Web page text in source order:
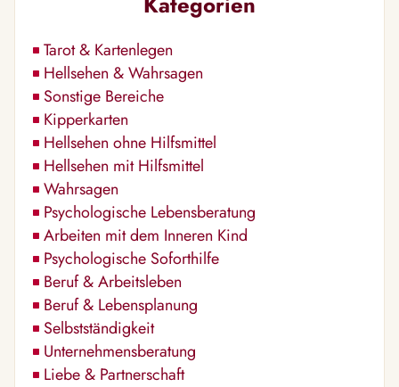
Tarot & Kartenlegen
Hellsehen & Wahrsagen
Sonstige Bereiche
Kipperkarten
Hellsehen ohne Hilfsmittel
Hellsehen mit Hilfsmittel
Wahrsagen
Psychologische Lebensberatung
Arbeiten mit dem Inneren Kind
Psychologische Soforthilfe
Beruf & Arbeitsleben
Beruf & Lebensplanung
Selbstständigkeit
Unternehmensberatung
Liebe & Partnerschaft